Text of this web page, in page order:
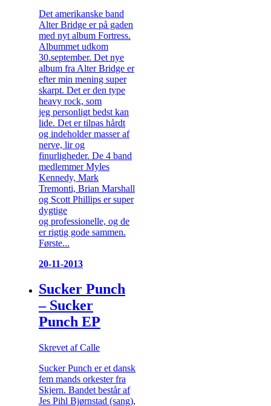
Det amerikanske band
Alter Bridge er på gaden
med nyt album Fortress.
Albummet udkom
30.september. Det nye
album fra Alter Bridge er
efter min mening super
skarpt. Det er den type
heavy rock, som
jeg personligt bedst kan
lide. Det er tilpas hårdt
og indeholder masser af
nerve, lir og
finurligheder. De 4 band
medlemmer Myles
Kennedy, Mark
Tremonti, Brian Marshall
og Scott Phillips er super
dygtige
og professionelle, og de
er rigtig gode sammen.
Første...
20-11-2013
Sucker Punch
– Sucker
Punch EP
Skrevet af Calle
Sucker Punch er et dansk
fem mands orkester fra
Skjern. Bandet består af
Jes Pihl Bjørnstad (sang),